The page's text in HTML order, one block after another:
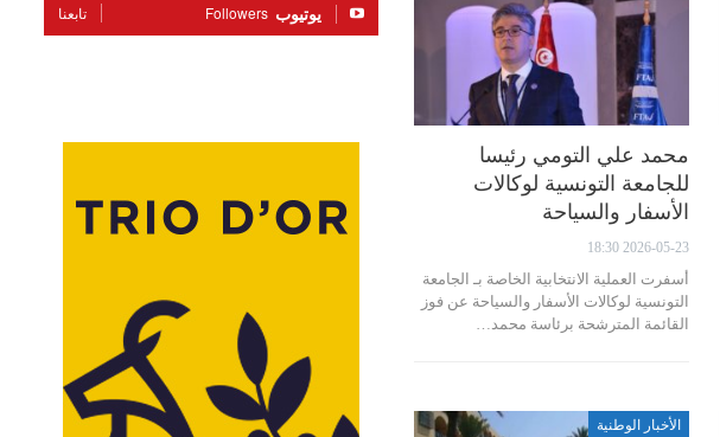
محمد علي التومي رئيسا
للجامعة التونسية لوكالات
الأسفار والسياحة
2026-05-23 18:30
أسفرت العملية الانتخابية الخاصة بـ الجامعة
التونسية لوكالات الأسفار والسياحة عن فوز
القائمة المترشحة برئاسة محمد…
الأخبار الوطنية
يوتيوب Followers تابعنا